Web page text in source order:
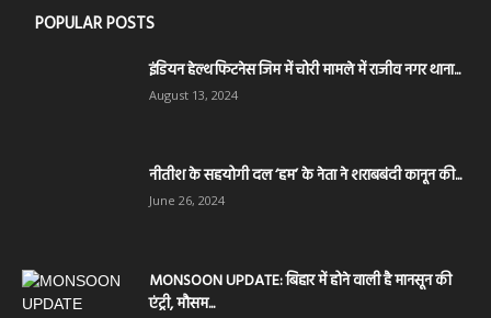
POPULAR POSTS
इंडियन हेल्थ फिटनेस जिम में चोरी मामले में राजीव नगर थाना...
August 13, 2024
नीतीश के सहयोगी दल ‘हम’ के नेता ने शराबबंदी कानून की...
June 26, 2024
MONSOON UPDATE: बिहार में होने वाली है मानसून की
एंट्री, मौसम...